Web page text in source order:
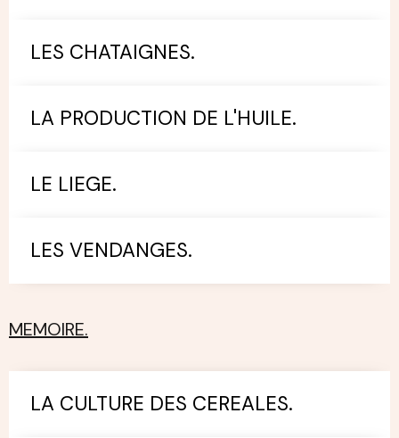
LES CHATAIGNES.
LA PRODUCTION DE L'HUILE.
LE LIEGE.
LES VENDANGES.
MEMOIRE.
LA CULTURE DES CEREALES.